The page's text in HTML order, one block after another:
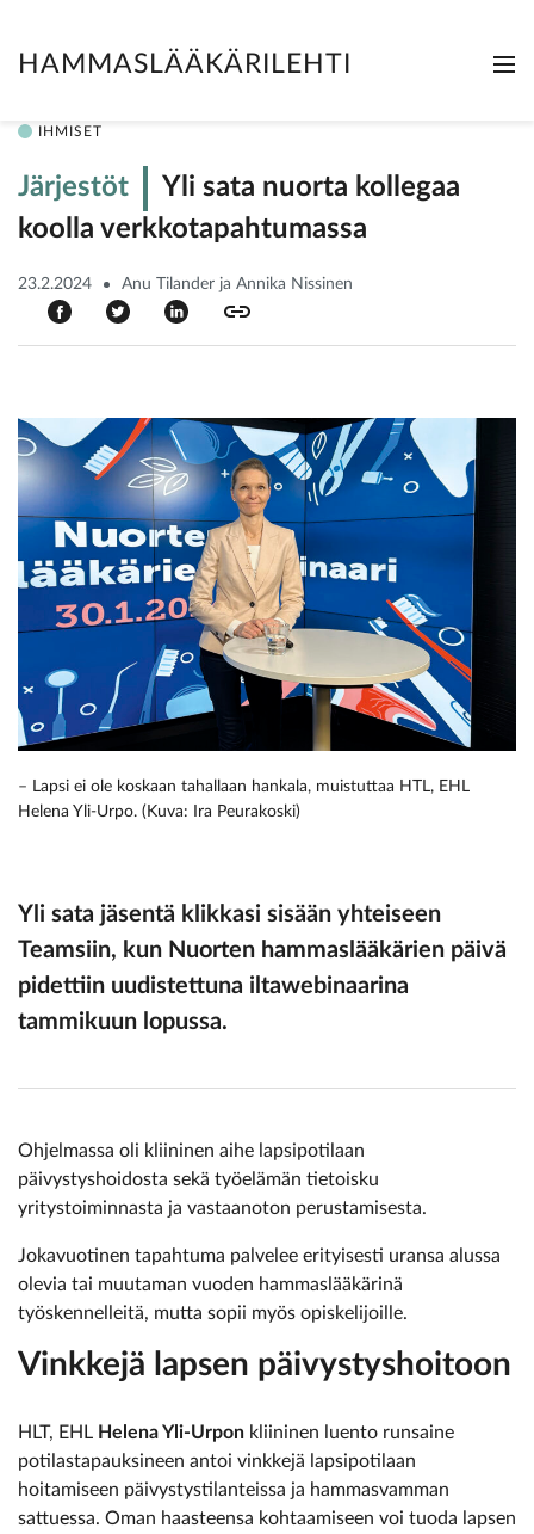
HAMMASLÄÄKÄRILEHTI
IHMISET
Järjestöt
Yli sata nuorta kollegaa
koolla verkkotapahtumassa
23.2.2024 Anu Tilander ja Annika Nissinen
– Lapsi ei ole koskaan tahallaan hankala, muistuttaa HTL, EHL
Helena Yli-Urpo. (Kuva: Ira Peurakoski)
Yli sata jäsentä klikkasi sisään yhteiseen
Teamsiin, kun Nuorten hammaslääkärien päivä
pidettiin uudistettuna iltawebinaarina
tammikuun lopussa.
Ohjelmassa oli kliininen aihe lapsipotilaan
päivystyshoidosta sekä työelämän tietoisku
yritystoiminnasta ja vastaanoton perustamisesta.
Jokavuotinen tapahtuma palvelee erityisesti uransa alussa
olevia tai muutaman vuoden hammaslääkärinä
työskennelleitä, mutta sopii myös opiskelijoille.
Vinkkejä lapsen päivystyshoitoon
HLT, EHL Helena Yli-Urpon kliininen luento runsaine
potilastapauksineen antoi vinkkejä lapsipotilaan
hoitamiseen päivystystilanteissa ja hammasvamman
sattuessa. Oman haasteensa kohtaamiseen voi tuoda lapsen